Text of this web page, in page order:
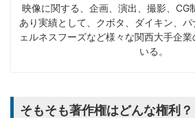
映像に関する、企画、演出、撮影、CG
あり実績として、クボタ、ダイキン、
ェルネスフーズなど様々な関西大手企
いる。
そもそも著作権はどんな権利？